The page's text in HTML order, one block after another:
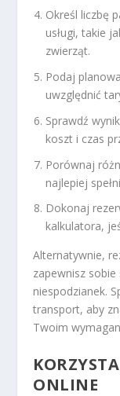
Określ liczbę
usługi, takie
zwierząt.
Podaj
uwzględnić
Sprawdź
koszt i czas
Porównaj
najlepiej
Dokonaj
kalkulatora,
Alternatywnie,
zapewnisz
niespodzianek.
transport, aby
Twoim
ONLINE